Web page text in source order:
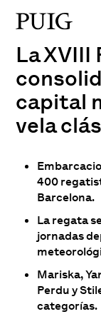
La XVIII
capital
vela
400
Barcelona.
La regata
jornadas
Mariska,
Perdu y
categorías.